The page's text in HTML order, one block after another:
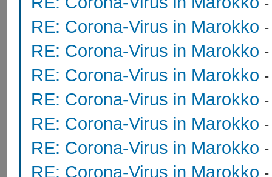
RE: Corona-Virus in Marokko
RE: Corona-Virus in Marokko
RE: Corona-Virus in Marokko
RE: Corona-Virus in Marokko
RE: Corona-Virus in Marokko
RE: Corona-Virus in Marokko
RE: Corona-Virus in Marokko